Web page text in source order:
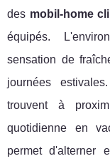
des mobil-home
équipés.
sensation de
journées
trouvent à
quotidienne en
permet d'alterner